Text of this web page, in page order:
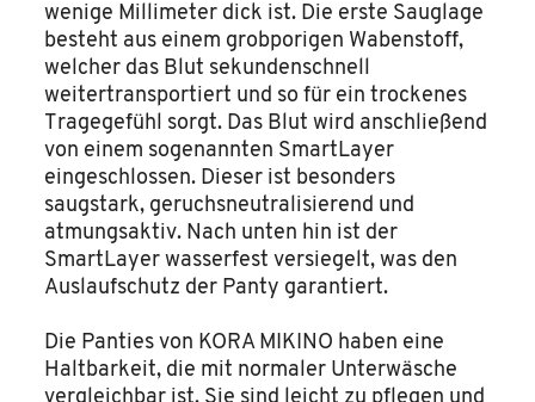
wenige Millimeter dick ist. Die erste Sauglage
besteht aus einem grobporigen Wabenstoff,
welcher das Blut sekundenschnell
weitertransportiert und so für ein trockenes
Tragegefühl sorgt. Das Blut wird anschließend
von einem sogenannten SmartLayer
eingeschlossen. Dieser ist besonders
saugstark, geruchsneutralisierend und
atmungsaktiv. Nach unten hin ist der
SmartLayer wasserfest versiegelt, was den
Auslaufschutz der Panty garantiert.
Die Panties von KORA MIKINO haben eine
Haltbarkeit, die mit normaler Unterwäsche
vergleichbar ist. Sie sind leicht zu pflegen und